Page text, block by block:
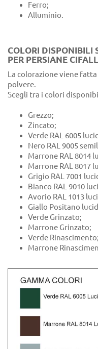
Ferro;
Alluminio.
COLORI DISPONIBILI
PER PERSIANE CIFALL
La colorazione viene
polvere.
Scegli tra i colori
Grezzo;
Zincato;
Verde RAL 6005
Nero RAL 9005
Marrone RAL 8014
Marrone RAL 8017
Grigio RAL 7001
Bianco RAL 9010
Avorio RAL 1013
Giallo Positano
Verde Grinzato;
Marrone Grinzato;
Verde Rinascimento;
Marrone